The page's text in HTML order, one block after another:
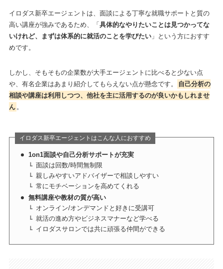
イロダス新卒エージェントは、面談による丁寧な就職サポートと質の
高い講座が強みであるため、「 具体的なやりたいことは見つかってな
いけれど、まずは体系的に就活のことを学びたい」という方におすす
めです。
しかし、そもそもの企業数が大手エージェントに比べると少ない点
や、有名企業はあまり紹介してもらえない点が懸念です。
自己分析の
相談や講座は利用しつつ、他社を主に活用するのが良いかもしれませ
ん 。
イロダス新卒エージェントはこんな人におすすめ
1on1面談や自己分析サポートが充実
面談は回数/時間無制限
親しみやすいアドバイザーで相談しやすい
常にモチベーションを高めてくれる
無料講座や教材の質が高い
オンライン/オンデマンドと好きに受講可
就活の進め方やビジネスマナーなど学べる
イロダスサロンでは共に頑張る仲間ができる